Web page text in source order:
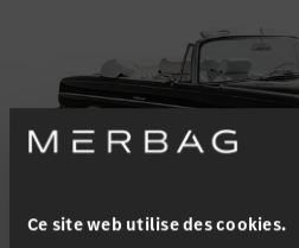
Ce site web utilise des cookies.